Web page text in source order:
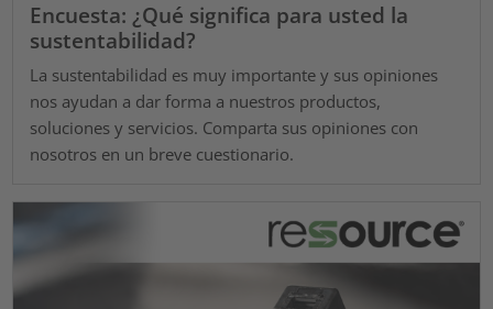
Encuesta: ¿Qué significa para usted la
sustentabilidad?
La sustentabilidad es muy importante y sus opiniones
nos ayudan a dar forma a nuestros productos,
soluciones y servicios. Comparta sus opiniones con
nosotros en un breve cuestionario.